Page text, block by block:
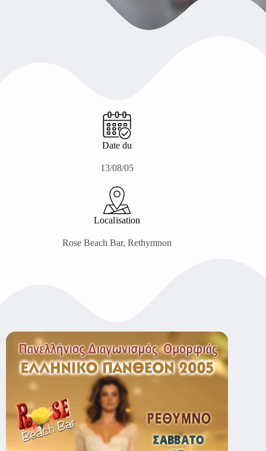
Date du
13/08/05
Localisation
Rose Beach Bar, Rethymnon